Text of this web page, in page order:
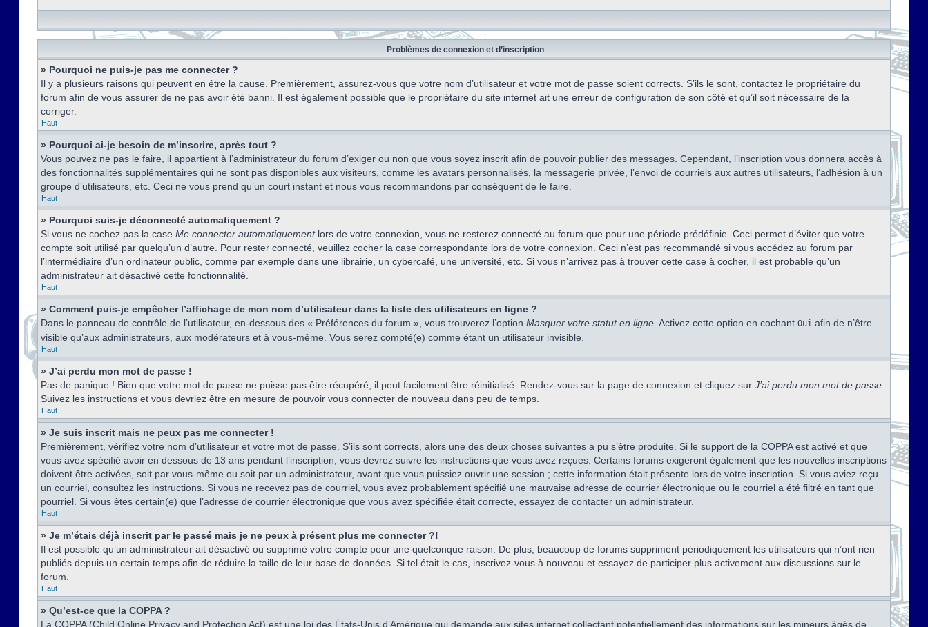
Problèmes de connexion et d’inscription
» Pourquoi ne puis-je pas me connecter ?
Il y a plusieurs raisons qui peuvent en être la cause. Premièrement, assurez-vous que votre nom d’utilisateur et votre mot de passe soient corrects. S’ils le sont, contactez le propriétaire du
forum afin de vous assurer de ne pas avoir été banni. Il est également possible que le propriétaire du site internet ait une erreur de configuration de son côté et qu’il soit nécessaire de la
corriger.
Haut
» Pourquoi ai-je besoin de m’inscrire, après tout ?
Vous pouvez ne pas le faire, il appartient à l’administrateur du forum d’exiger ou non que vous soyez inscrit afin de pouvoir publier des messages. Cependant, l’inscription vous donnera accès à
des fonctionnalités supplémentaires qui ne sont pas disponibles aux visiteurs, comme les avatars personnalisés, la messagerie privée, l’envoi de courriels aux autres utilisateurs, l’adhésion à un
groupe d’utilisateurs, etc. Ceci ne vous prend qu’un court instant et nous vous recommandons par conséquent de le faire.
Haut
» Pourquoi suis-je déconnecté automatiquement ?
Si vous ne cochez pas la case Me connecter automatiquementlors de votre connexion, vous ne resterez connecté au forum que pour une période prédéfinie. Ceci permet d’éviter que votre
compte soit utilisé par quelqu’un d’autre. Pour rester connecté, veuillez cocher la case correspondante lors de votre connexion. Ceci n’est pas recommandé si vous accédez au forum par
l’intermédiaire d’un ordinateur public, comme par exemple dans une librairie, un cybercafé, une université, etc. Si vous n’arrivez pas à trouver cette case à cocher, il est probable qu’un
administrateur ait désactivé cette fonctionnalité.
Haut
» Comment puis-je empêcher l’affichage de mon nom d’utilisateur dans la liste des utilisateurs en ligne ?
Dans le panneau de contrôle de l’utilisateur, en-dessous des « Préférences du forum », vous trouverez l’option Masquer votre statut en ligne . Activez cette option en cochant Oui afin de n’être
visible qu’aux administrateurs, aux modérateurs et à vous-même. Vous serez compté(e) comme étant un utilisateur invisible.
Haut
» J’ai perdu mon mot de passe !
Pas de panique ! Bien que votre mot de passe ne puisse pas être récupéré, il peut facilement être réinitialisé. Rendez-vous sur la page de connexion et cliquez sur J’ai perdu mon mot de passe
Suivez les instructions et vous devriez être en mesure de pouvoir vous connecter de nouveau dans peu de temps.
Haut
» Je suis inscrit mais ne peux pas me connecter !
Premièrement, vérifiez votre nom d’utilisateur et votre mot de passe. S’ils sont corrects, alors une des deux choses suivantes a pu s’être produite. Si le support de la COPPA est activé et que
vous avez spécifié avoir en dessous de 13 ans pendant l’inscription, vous devrez suivre les instructions que vous avez reçues. Certains forums exigeront également que les nouvelles inscriptions
doivent être activées, soit par vous-même ou soit par un administrateur, avant que vous puissiez ouvrir une session ; cette information était présente lors de votre inscription. Si vous aviez reçu
un courriel, consultez les instructions. Si vous ne recevez pas de courriel, vous avez probablement spécifié une mauvaise adresse de courrier électronique ou le courriel a été filtré en tant que
pourriel. Si vous êtes certain(e) que l’adresse de courrier électronique que vous avez spécifiée était correcte, essayez de contacter un administrateur.
Haut
» Je m’étais déjà inscrit par le passé mais je ne peux à présent plus me connecter ?!
Il est possible qu’un administrateur ait désactivé ou supprimé votre compte pour une quelconque raison. De plus, beaucoup de forums suppriment périodiquement les utilisateurs qui n’ont rien
publiés depuis un certain temps afin de réduire la taille de leur base de données. Si tel était le cas, inscrivez-vous à nouveau et essayez de participer plus activement aux discussions sur le
forum.
Haut
» Qu’est-ce que la COPPA ?
La COPPA (Child Online Privacy and Protection Act) est une loi des États-Unis d’Amérique qui demande aux sites internet collectant potentiellement des informations sur les mineurs âgés de